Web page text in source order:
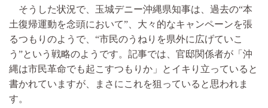
そうした状況で、玉城デニー沖縄県知事は、過去の“本
土復帰運動を念頭において”、大々的なキャンペーンを張
るつもりのようで、“市民のうねりを県外に広げていこ
う”という戦略のようです。記事では、官邸関係者が「沖
縄は市民革命でも起こすつもりか」とイキり立っていると
書かれていますが、まさにこれを狙っていると思われま
す。